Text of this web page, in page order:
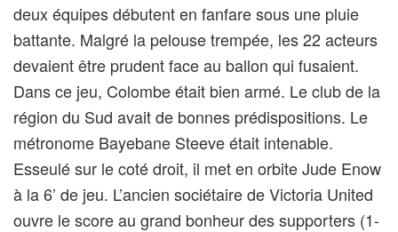
deux équipes débutent en fanfare sous une pluie
battante. Malgré la pelouse trempée, les 22 acteurs
devaient être prudent face au ballon qui fusaient.
Dans ce jeu, Colombe était bien armé. Le club de la
région du Sud avait de bonnes prédispositions. Le
métronome Bayebane Steeve était intenable.
Esseulé sur le coté droit, il met en orbite Jude Enow
à la 6’ de jeu. L’ancien sociétaire de Victoria United
ouvre le score au grand bonheur des supporters (1-